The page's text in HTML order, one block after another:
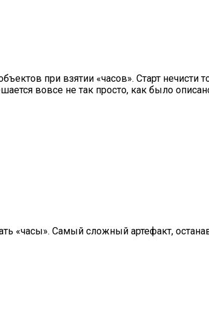
при взятии «часов». Старт нечисти
вовсе не так просто, как было
«часы». Самый сложный артефакт,